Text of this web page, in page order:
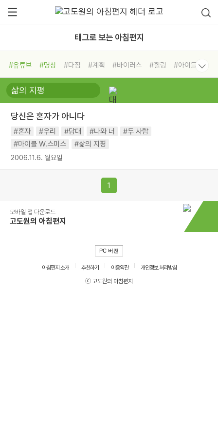
태그로 보는 아침편지
#유튜브 #명상 #다짐 #계획 #바이러스 #힐링
#아이들
#비전캠프
#독서캠프 #삶
#희망
#나눔 #친구 #링컨학교
#독서
#건강 #면역력
당신은 혼자가 아니다
#혼자 #우리 #담대 #나와 너
#두 사람
#마이클 W.스미스
#삶의 지평
2006.11.6. 월요일
1
모바일 앱 다운로드
고도원의 아침편지
PC 버전
아침편지 소개 추천하기 이용약관
개인정보 처리방침
ⓒ 고도원의 아침편지